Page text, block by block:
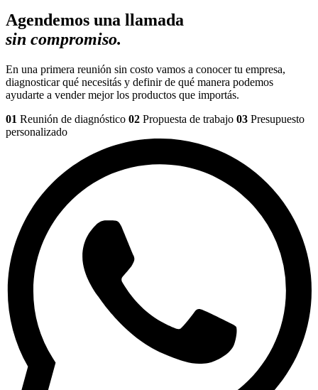
Agendemos una llamada
sin compromiso.
En una primera reunión sin costo vamos a conocer tu empresa,
diagnosticar qué necesitás y definir de qué manera podemos
ayudarte a vender mejor los productos que importás.
01 Reunión de diagnóstico 02 Propuesta de trabajo 03 Presupuesto
personalizado